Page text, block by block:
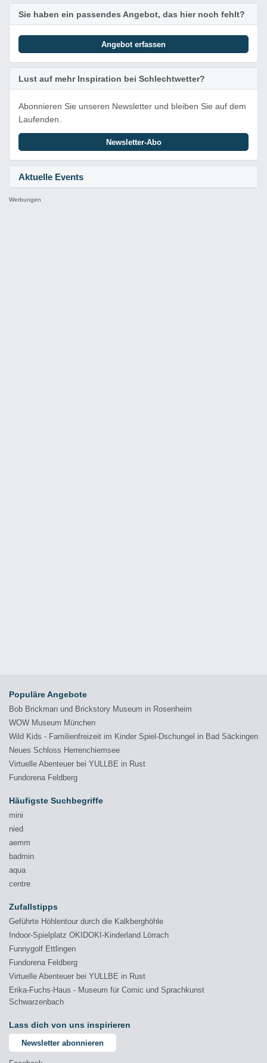
Aktuelle Events
Sie haben ein passendes Angebot, das hier noch fehlt?
Angebot erfassen
Lust auf mehr Inspiration bei Schlechtwetter?
Abonnieren Sie unseren Newsletter und bleiben Sie auf dem
Laufenden.
Newsletter-Abo
Werbungen
Populäre Angebote
Bob Brickman und Brickstory Museum in Rosenheim
WOW Museum München
Wild Kids - Familienfreizeit im Kinder Spiel-Dschungel in Bad Säckingen
Neues Schloss Herrenchiemsee
Virtuelle Abenteuer bei YULLBE in Rust
Fundorena Feldberg
Häufigste Suchbegriffe
mini
nied
aemm
badmin
aqua
centre
Zufallstipps
Geführte Höhlentour durch die Kalkberghöhle
Indoor-Spielplatz OKIDOKI-Kinderland Lörrach
Funnygolf Ettlingen
Fundorena Feldberg
Virtuelle Abenteuer bei YULLBE in Rust
Erika-Fuchs-Haus - Museum für Comic und Sprachkunst
Schwarzenbach
Lass dich von uns inspirieren
Newsletter abonnieren